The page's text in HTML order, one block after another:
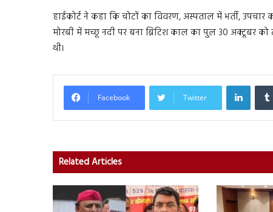
हाईकोर्ट ने कहा कि चोटों का विवरण, अस्पताल में भर्ती,
मोरबी में मच्छू नदी पर बना ब्रिटिश काल का पुल 30 अक्टूबर
थी।
Facebook Twitter
Related Articles